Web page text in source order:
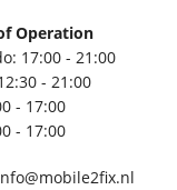
Operation
17:00 - 21:00
- 21:00
- 17:00
- 17:00